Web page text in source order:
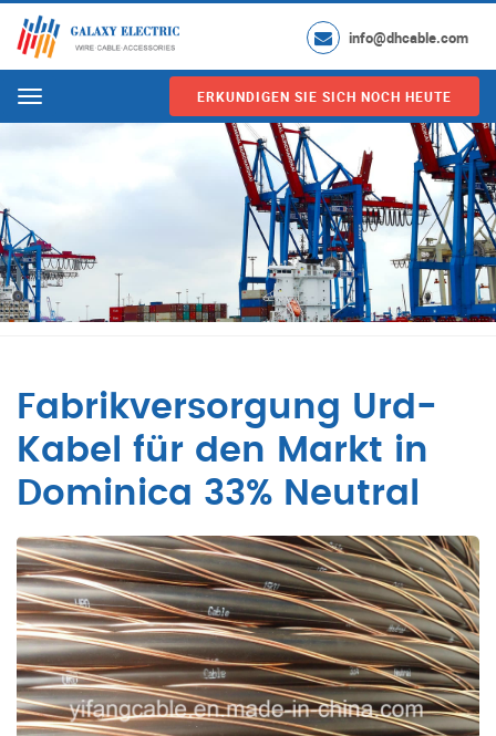
info@dhcable.com
Menu ERKUNDIGEN SIE SICH NOCH HEUTE
Fabrikversorgung Urd-
Kabel für den Markt in
Dominica 33% Neutral